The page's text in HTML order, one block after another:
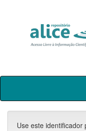
Skip
Use este